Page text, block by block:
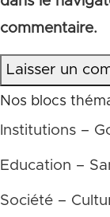
commentaire.
Laisser un
Nos blocs
Institutions –
Education –
Société –